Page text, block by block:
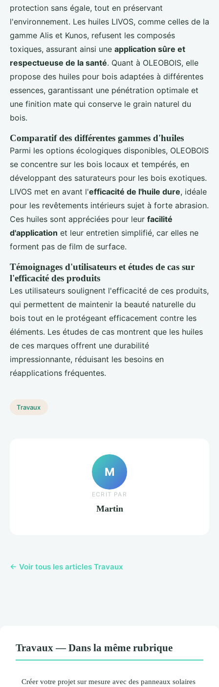
protection sans égale, tout en préservant
l'environnement. Les huiles LIVOS, comme celles de la
gamme Alis et Kunos, refusent les composés
toxiques, assurant ainsi une application sûre et
respectueuse de la santé. Quant à OLEOBOIS, elle
propose des huiles pour bois adaptées à différentes
essences, garantissant une pénétration optimale et
une finition mate qui conserve le grain naturel du
bois.
Comparatif des différentes gammes d'huiles
Parmi les options écologiques disponibles, OLEOBOIS
se concentre sur les bois locaux et tempérés, en
développant des saturateurs pour les bois exotiques.
LIVOS met en avant l'efficacité de l'huile dure, idéale
pour les revêtements intérieurs sujet à forte abrasion.
Ces huiles sont appréciées pour leur facilité
d'application et leur entretien simplifié, car elles ne
forment pas de film de surface.
Témoignages d'utilisateurs et études de cas sur
l'efficacité des produits
Les utilisateurs soulignent l'efficacité de ces produits,
qui permettent de maintenir la beauté naturelle du
bois tout en le protégeant efficacement contre les
éléments. Les études de cas montrent que les huiles
de ces marques offrent une durabilité
impressionnante, réduisant les besoins en
réapplications fréquentes.
Travaux
M
ECRIT PAR
Martin
← Voir tous les articles Travaux
Travaux — Dans la même rubrique
Créer votre projet sur mesure avec des panneaux solaires